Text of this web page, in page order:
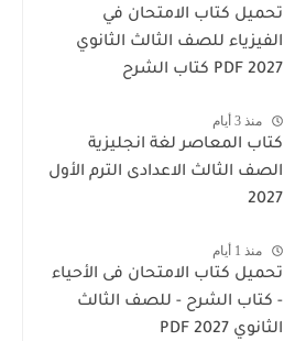
تحميل كتاب الامتحان في
الفيزياء للصف الثالث الثانوي
2027 PDF كتاب الشرح
منذ 3 أيام
كتاب المعاصر لغة انجليزية
الصف الثالث الاعدادى الترم الأول
2027
منذ 1 أيام
تحميل كتاب الامتحان فى الأحياء
- كتاب الشرح - للصف الثالث
الثانوي 2027 PDF